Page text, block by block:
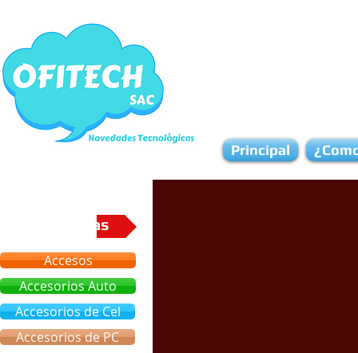
Categorias
Accesorios de PC
Accesorios de Cel
Accesorios Auto
Accesos
Principal